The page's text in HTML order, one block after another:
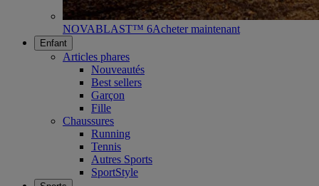
NOVABLAST™ 6Acheter maintenant
Enfant
Articles phares
Nouveautés
Best sellers
Garçon
Fille
Chaussures
Running
Tennis
Autres Sports
SportStyle